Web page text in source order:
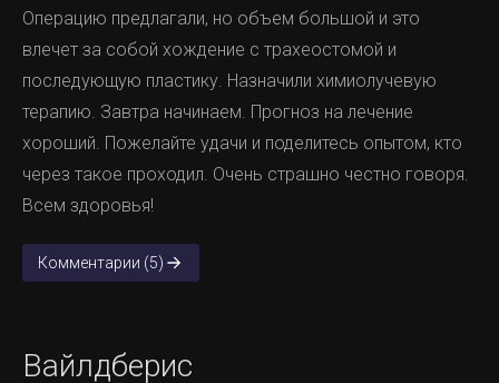
Операцию предлагали, но объем большой и это
влечет за собой хождение с трахеостомой и
последующую пластику. Назначили химиолучевую
терапию. Завтра начинаем. Прогноз на лечение
хороший. Пожелайте удачи и поделитесь опытом, кто
через такое проходил. Очень страшно честно говоря.
Всем здоровья!
Комментарии (5)
Вайлдберис